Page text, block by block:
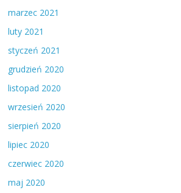
marzec 2021
luty 2021
styczeń 2021
grudzień 2020
listopad 2020
wrzesień 2020
sierpień 2020
lipiec 2020
czerwiec 2020
maj 2020